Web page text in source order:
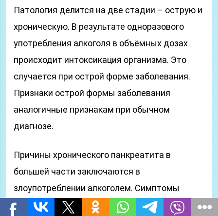
Патология делится на две стадии – острую и
хроническую. В результате одноразового
употребления алкоголя в объёмных дозах
происходит интоксикация организма. Это
случается при острой форме заболевания.
Признаки острой формы заболевания
аналогичные признакам при обычном
диагнозе.
Причины хронического панкреатита в
большей части заключаются в
злоупотреблении алкоголем. Симптомы
подобного вида заболевания могут не